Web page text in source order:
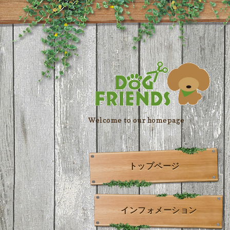
Welcome to our homepage
トップページ
インフォメーション